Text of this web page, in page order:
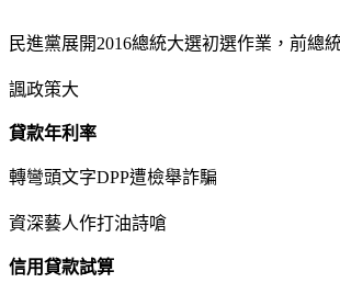
民進黨展開2016總統大選初選作業，前總
諷政策大
貸款年利率
轉彎頭文字DPP遭檢舉詐騙
資深藝人作打油詩嗆
信用貸款試算